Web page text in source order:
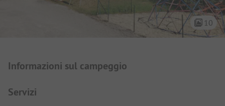
10
Informazioni sul campeggio
Servizi